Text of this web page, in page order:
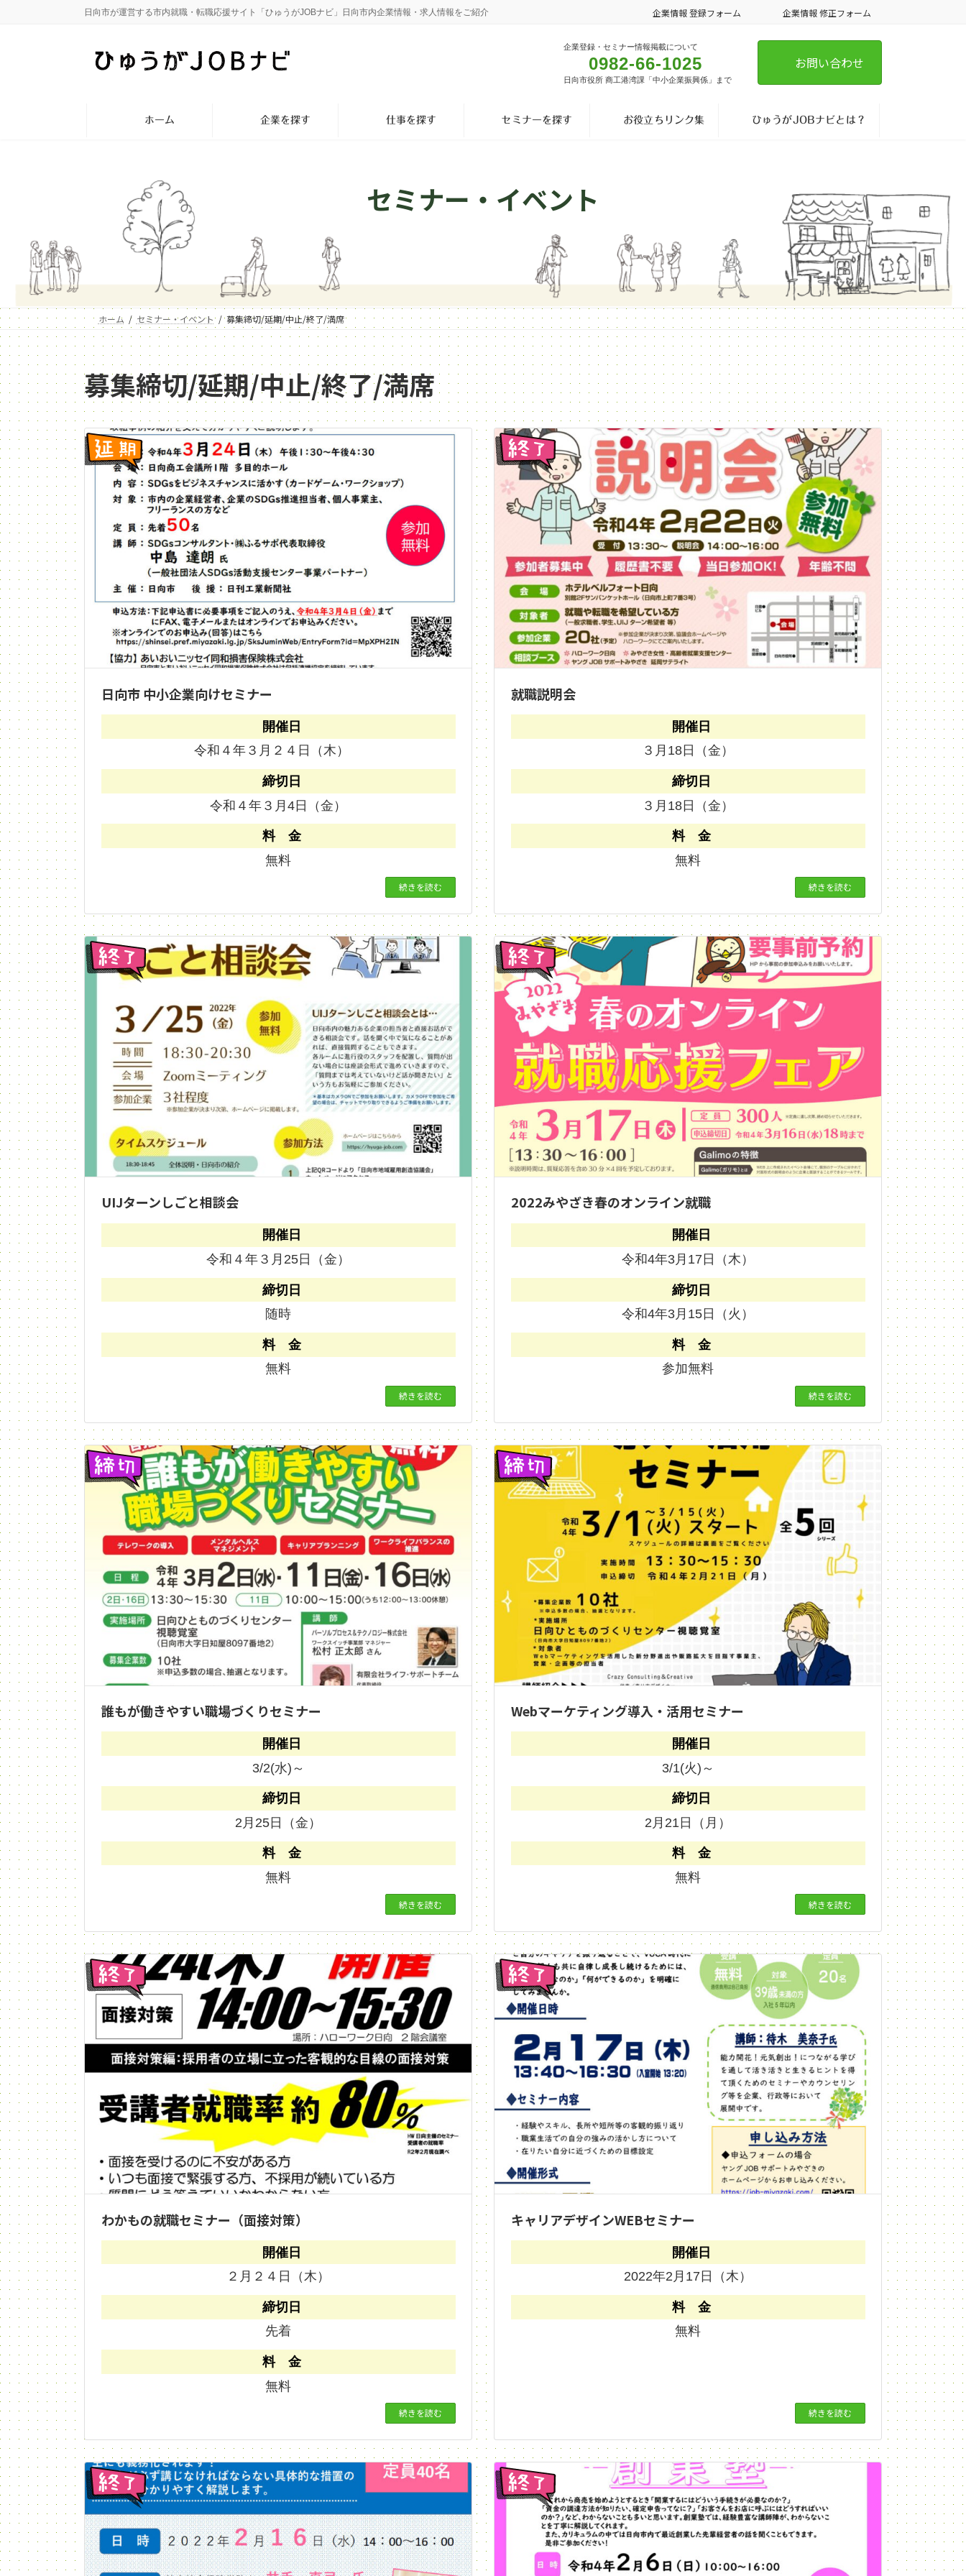
日向市が運営する市内就職・転職応援サイト「ひゅうがJOBナビ」日向市内企業情報・求人情報をご紹介 企業情報 登録フォーム 企業情報 修正フォーム
企業登録・セミナー情報掲載について
0982-66-1025
日向市役所 商工港湾課「中小企業振興係」まで
お問い合わせ
ホーム 企業を探す 仕事を探す セミナーを探す お役立ちリンク集 ひゅうがJOBナビとは？
セミナー・イベント
ホーム セミナー・イベント 募集締切/延期/中止/終了/満席
募集締切/延期/中止/終了/満席
延期
日向市 中小企業向けセミナー
続きを読む
開催日
令和４年３月２４日（木）
締切日
令和４年３月4日（金）
料 金
無料
終了
就職説明会
続きを読む
開催日
３月18日（金）
締切日
３月18日（金）
料 金
無料
終了
UIJターンしごと相談会
続きを読む
開催日
令和４年３月25日（金）
締切日
随時
料 金
無料
終了
2022みやざき春のオンライン就職
続きを読む
開催日
令和4年3月17日（木）
締切日
令和4年3月15日（火）
料 金
参加無料
締切
誰もが働きやすい職場づくりセミナー
続きを読む
開催日
3/2(水)～
締切日
2月25日（金）
料 金
無料
締切
Webマーケティング導入・活用セミナー
続きを読む
開催日
3/1(火)～
締切日
2月21日（月）
料 金
無料
終了
わかもの就職セミナー（面接対策）
続きを読む
開催日
２月２４日（木）
締切日
先着
料 金
無料
終了
キャリアデザインWEBセミナー
続きを読む
開催日
2022年2月17日（木）
料 金
無料
終了 終了